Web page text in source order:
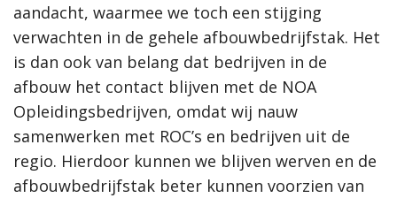
aandacht, waarmee we toch een stijging
verwachten in de gehele afbouwbedrijfstak. Het
is dan ook van belang dat bedrijven in de
afbouw het contact blijven met de NOA
Opleidingsbedrijven, omdat wij nauw
samenwerken met ROC’s en bedrijven uit de
regio. Hierdoor kunnen we blijven werven en de
afbouwbedrijfstak beter kunnen voorzien van